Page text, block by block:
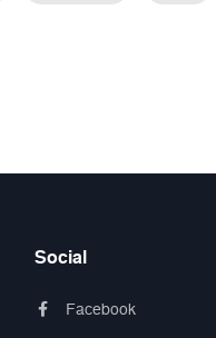
Social
Facebook